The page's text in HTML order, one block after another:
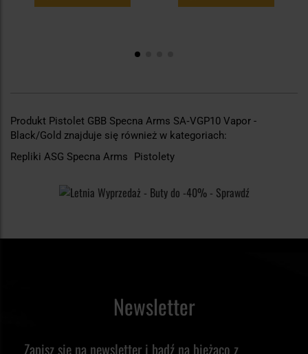
Produkt Pistolet GBB Specna Arms SA‑VGP10 Vapor -
Black/Gold znajduje się również w kategoriach:
Repliki ASG Specna Arms
Pistolety
Newsletter
Zapisz się na newsletter i bądź na bieżąco z